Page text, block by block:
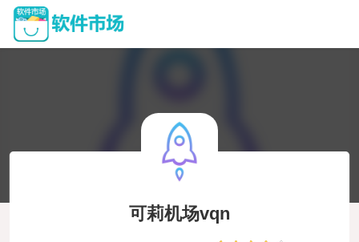
可莉机场vqn